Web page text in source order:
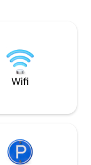
a solo minutos de
ciudad
transporte
gran punto de
Wifi